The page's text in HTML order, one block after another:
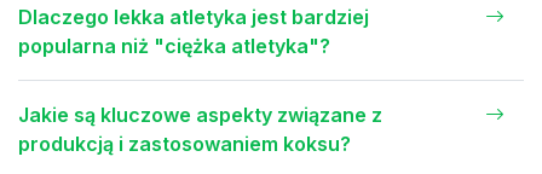
Dlaczego lekka atletyka jest bardziej
popularna niż "ciężka atletyka"?
Jakie są kluczowe aspekty związane z
produkcją i zastosowaniem koksu?